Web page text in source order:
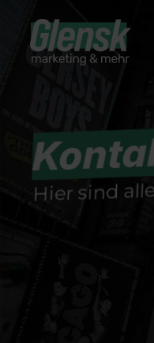
Hier sind